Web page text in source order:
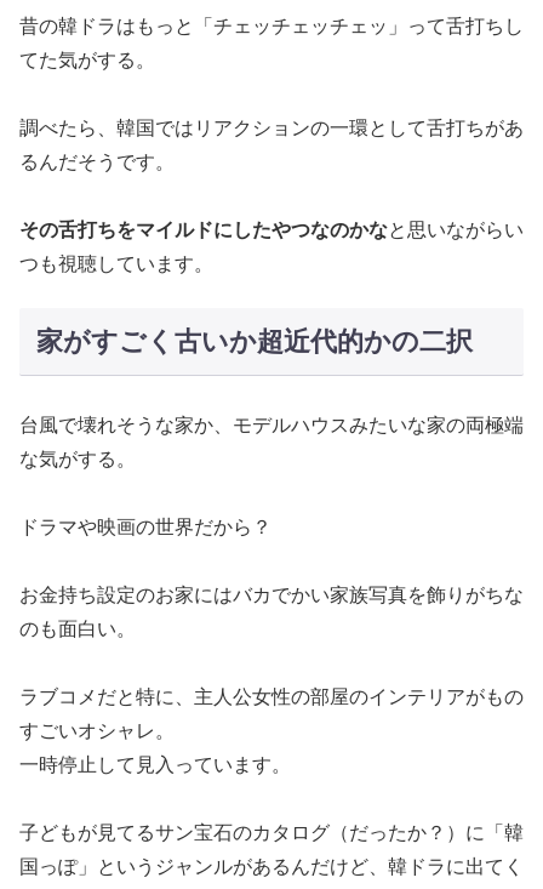
昔の韓ドラはもっと「チェッチェッチェッ」って舌打ちし
てた気がする。
調べたら、韓国ではリアクションの一環として舌打ちがあ
るんだそうです。
その舌打ちをマイルドにしたやつなのかなと思いながらい
つも視聴しています。
家がすごく古いか超近代的かの二択
台風で壊れそうな家か、モデルハウスみたいな家の両極端
な気がする。
ドラマや映画の世界だから？
お金持ち設定のお家にはバカでかい家族写真を飾りがちな
のも面白い。
ラブコメだと特に、主人公女性の部屋のインテリアがもの
すごいオシャレ。
一時停止して見入っています。
子どもが見てるサン宝石のカタログ（だったか？）に「韓
国っぽ」というジャンルがあるんだけど、韓ドラに出てく